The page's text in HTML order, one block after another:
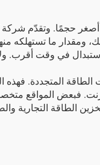
ومقدار ما تستهلكه
في وقت أقرب.
المتجددة. فهذه
فبعض المواقع
الطاقة التجارية